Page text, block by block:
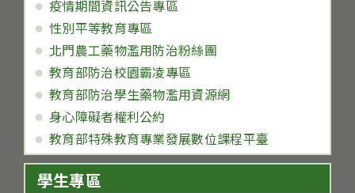
疫情期間資訊公告專區
性別平等教育專區
北門農工藥物濫用防治粉絲團
教育部防治校園霸凌專區
教育部防治學生藥物濫用資源網
身心障礙者權利公約
教育部特殊教育專業發展數位課程平臺
學生專區